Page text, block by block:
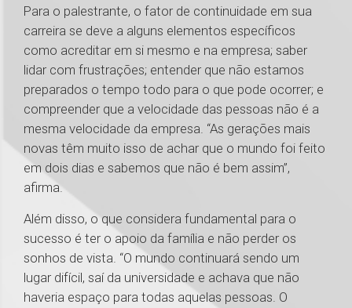
Para o palestrante, o fator de continuidade em sua
carreira se deve a alguns elementos específicos
como acreditar em si mesmo e na empresa; saber
lidar com frustrações; entender que não estamos
preparados o tempo todo para o que pode ocorrer; e
compreender que a velocidade das pessoas não é a
mesma velocidade da empresa. “As gerações mais
novas têm muito isso de achar que o mundo foi feito
em dois dias e sabemos que não é bem assim”,
afirma.
Além disso, o que considera fundamental para o
sucesso é ter o apoio da família e não perder os
sonhos de vista. “O mundo continuará sendo um
lugar difícil, saí da universidade e achava que não
haveria espaço para todas aquelas pessoas. O